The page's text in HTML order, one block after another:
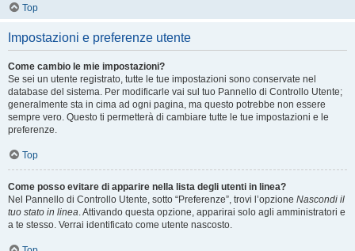
Top
Impostazioni e preferenze utente
Come cambio le mie impostazioni?
Se sei un utente registrato, tutte le tue impostazioni sono conservate nel
database del sistema. Per modificarle vai sul tuo Pannello di Controllo Utente;
generalmente sta in cima ad ogni pagina, ma questo potrebbe non essere
sempre vero. Questo ti permetterà di cambiare tutte le tue impostazioni e le
preferenze.
Top
Come posso evitare di apparire nella lista degli utenti in linea?
Nel Pannello di Controllo Utente, sotto “Preferenze”, trovi l’opzione Nascondi il
tuo stato in linea. Attivando questa opzione, apparirai solo agli amministratori e
a te stesso. Verrai identificato come utente nascosto.